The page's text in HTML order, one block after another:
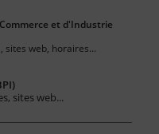
et d'Industrie
sites web, horaires...
sites web...